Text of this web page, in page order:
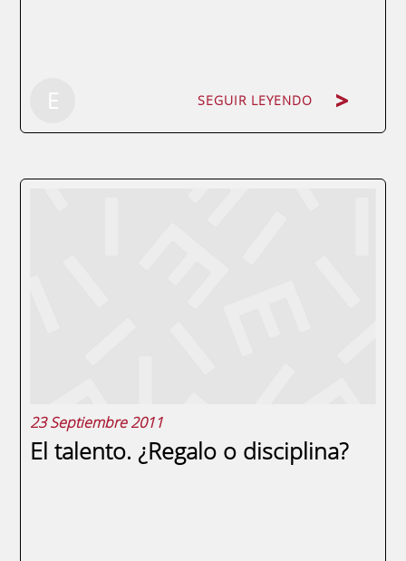
E SEGUIR LEYENDO
23 Septiembre 2011
El talento. ¿Regalo o disciplina?